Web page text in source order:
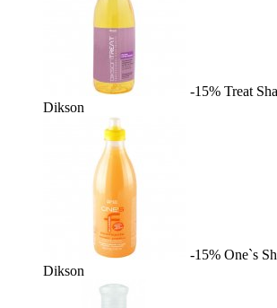
-15% Treat
Dikson
-15% One`s
Dikson